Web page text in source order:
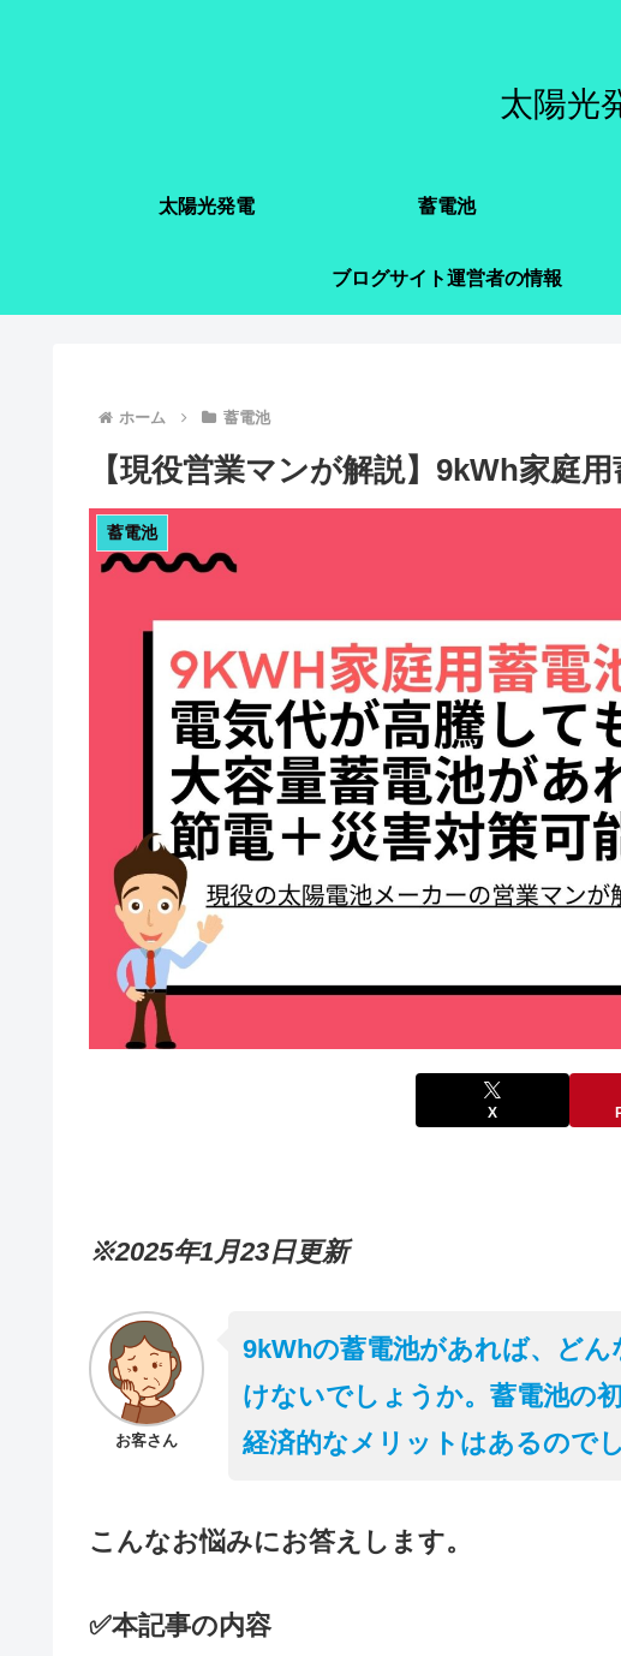
太陽光
太陽光発電 蓄電池
ブログサイト運営者の情報
ホーム 蓄電池
【現役営業マンが解説】9kWh家庭
蓄電池
X
※2025年1月23日更新
お客さん
9kWhの蓄電池があれば、ど
けないでしょうか。蓄電池の
経済的なメリットはあるので
こんなお悩みにお答えします。
✅本記事の内容